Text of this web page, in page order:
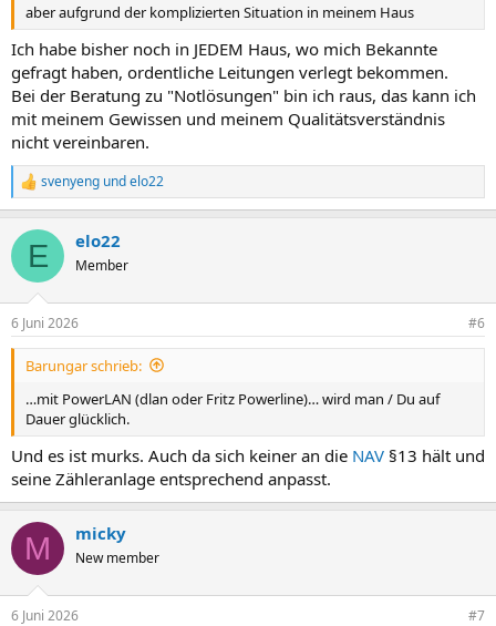
aber aufgrund der komplizierten Situation in meinem Haus
Ich habe bisher noch in JEDEM Haus, wo mich Bekannte
gefragt haben, ordentliche Leitungen verlegt bekommen.
Bei der Beratung zu "Notlösungen" bin ich raus, das kann ich
mit meinem Gewissen und meinem Qualitätsverständnis
nicht vereinbaren.
R
e
k
i
e
n
svenyeng undelo22
E elo22
Member
6 Juni 2026 #6
Barungar schrieb:
…mit PowerLAN (dlan oder Fritz Powerline)… wird man / Du auf
Dauer glücklich.
Und es ist murks. Auch da sich keiner an die NAV §13 hält und
seine Zähleranlage entsprechend anpasst.
M micky
New member
6 Juni 2026 #7